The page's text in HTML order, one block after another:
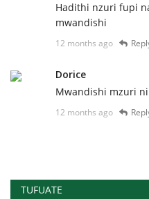
Hadithi nzuri fupi
mwandishi
12 months ago
Dorice
Mwandishi mzuri
12 months ago
TUFUATE